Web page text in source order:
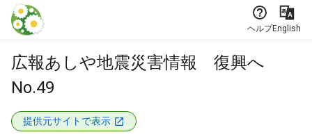
本文に飛ぶ
ヘルプEnglish
広報あしや地震災害情報 復興へ
No.49
提供元サイトで表示